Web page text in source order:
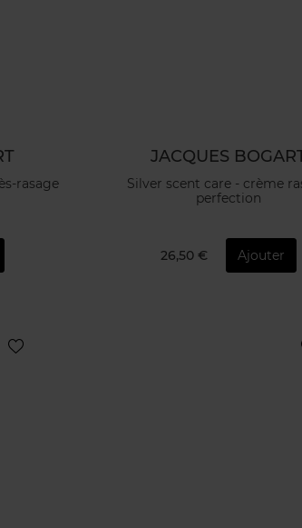
rasage
JACQUES
Silver scent care - crème
perfection
26,50 € Ajouter